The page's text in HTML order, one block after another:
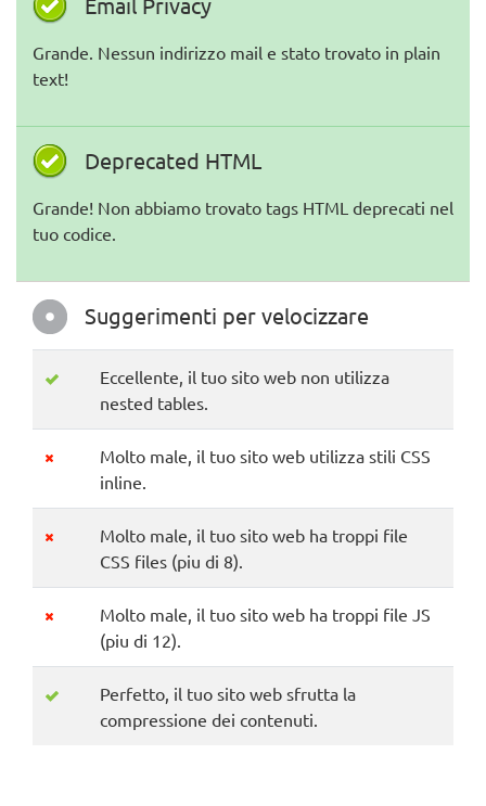
Grande. Nessun indirizzo mail e stato trovato in plain
text!
Deprecated HTML
Grande! Non abbiamo trovato tags HTML deprecati nel
tuo codice.
Suggerimenti per velocizzare
Eccellente, il tuo sito web non utilizza
nested tables.
Molto male, il tuo sito web utilizza stili CSS
inline.
Molto male, il tuo sito web ha troppi file
CSS files (piu di 8).
Molto male, il tuo sito web ha troppi file JS
(piu di 12).
Perfetto, il tuo sito web sfrutta la
compressione dei contenuti.